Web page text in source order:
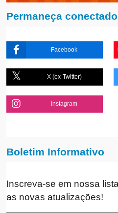
Permaneça conectado
Facebook
X (ex-Twitter)
Instagram
Boletim Informativo
Inscreva-se em nossa
as novas atualizações!